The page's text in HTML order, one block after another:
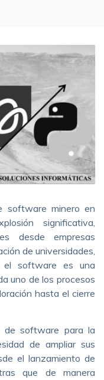
software minero en
significativa,
desde empresas
de universidades,
el software es una
uno de los procesos
hasta el cierre
de software para la
de ampliar sus
el lanzamiento de
que de manera